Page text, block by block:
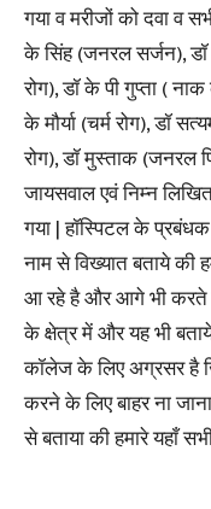
गया व मरीजों को दवा व
के सिंह (जनरल सर्जन), डॉ
रोग), डॉ के पी गुप्ता (
के मौर्या (चर्म रोग), डॉ
रोग), डॉ मुस्ताक (जनरल
जायसवाल एवं निम्न
गया | हॉस्पिटल के
नाम से विख्यात बताये की
आ रहे है और आगे भी करते
के क्षेत्र में और यह भी
कॉलेज के लिए अग्रसर है
करने के लिए बाहर ना
से बताया की हमारे यहाँ